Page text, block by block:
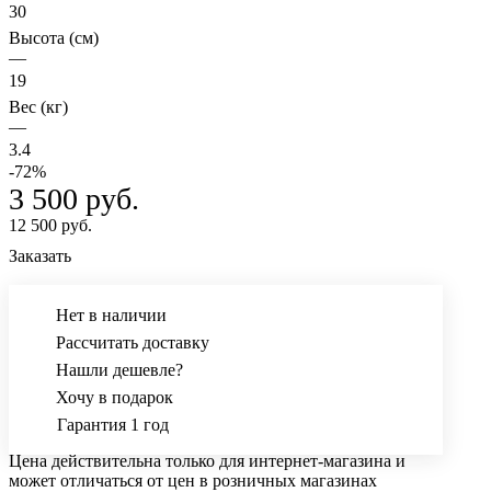
30
Высота (см)
—
19
Вес (кг)
—
3.4
-72%
3 500 руб.
12 500 руб.
Заказать
Нет в наличии
Рассчитать доставку
Нашли дешевле?
Хочу в подарок
Гарантия 1 год
Цена действительна только для интернет-магазина и
может отличаться от цен в розничных магазинах